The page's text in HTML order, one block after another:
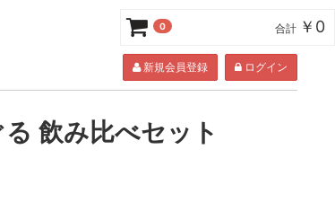
新規会員登録 ログイン
飲み比べセット
0 合計 ￥0